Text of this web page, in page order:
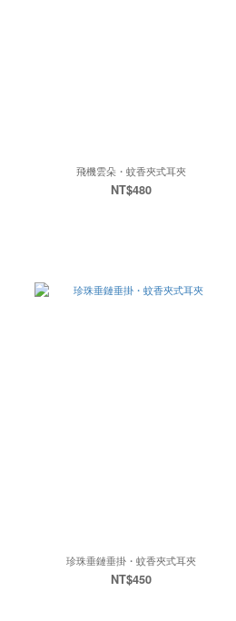
飛機雲朵・蚊香夾式耳夾
NT$480
珍珠垂鏈垂掛・蚊香夾式耳夾
NT$450